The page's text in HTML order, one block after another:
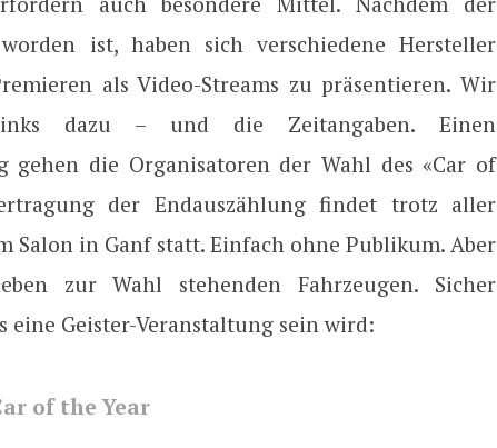
ist, haben sich verschiedene Hersteller
als Video-Streams zu präsentieren. Wir
dazu – und die Zeitangaben. Einen
gehen die Organisatoren der Wahl des «Car of
der Endauszählung findet trotz aller
Salon in Ganf statt. Einfach ohne Publikum. Aber
zur Wahl stehenden Fahrzeugen. Sicher
eine Geister-Veranstaltung sein wird:
of the Year